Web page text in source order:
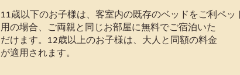
11歳以下のお子様は、客室内の既存のベッドをご利
用の場合、ご両親と同じお部屋に無料でご宿泊いた
だけます。12歳以上のお子様は、大人と同額の料金
が適用されます。
ペッ